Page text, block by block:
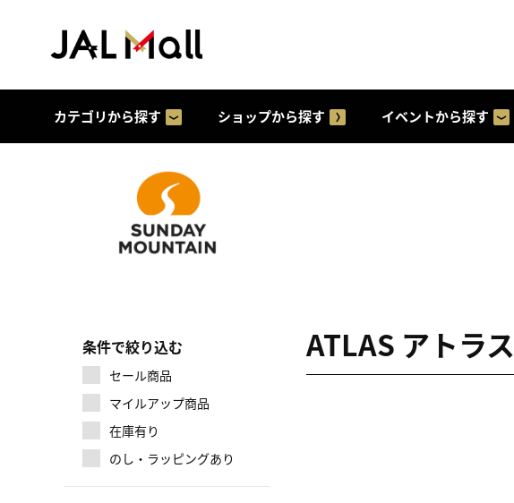
カテゴリから探す ショップから探す イベントから探す
マイルアップ商品
条件で絞り込む
セール商品
在庫有り
のし・ラッピングあり
ATLAS アトラス